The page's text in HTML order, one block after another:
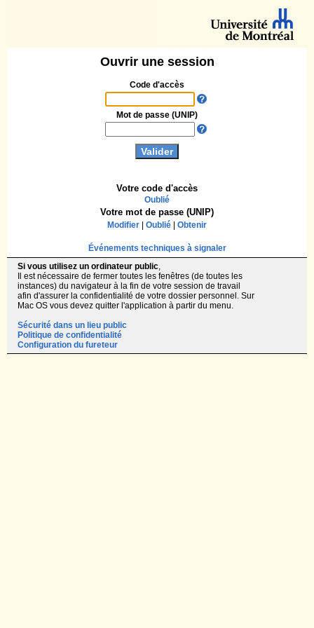
Ouvrir une session
Code d'accès
Votre code d'accès
Oublié
Mot de passe (UNIP)
Votre mot de passe (UNIP)
Modifier Oublié Obtenir
Événements techniques à signaler
Si vous utilisez un ordinateur public,
Il est nécessaire de fermer toutes les fenêtres (de toutes les
instances) du navigateur à la fin de votre session de travail
afin d'assurer la confidentialité de votre dossier personnel. Sur
Mac OS vous devez quitter l'application à partir du menu.
Sécurité dans un lieu public
Politique de confidentialité
Configuration du fureteur